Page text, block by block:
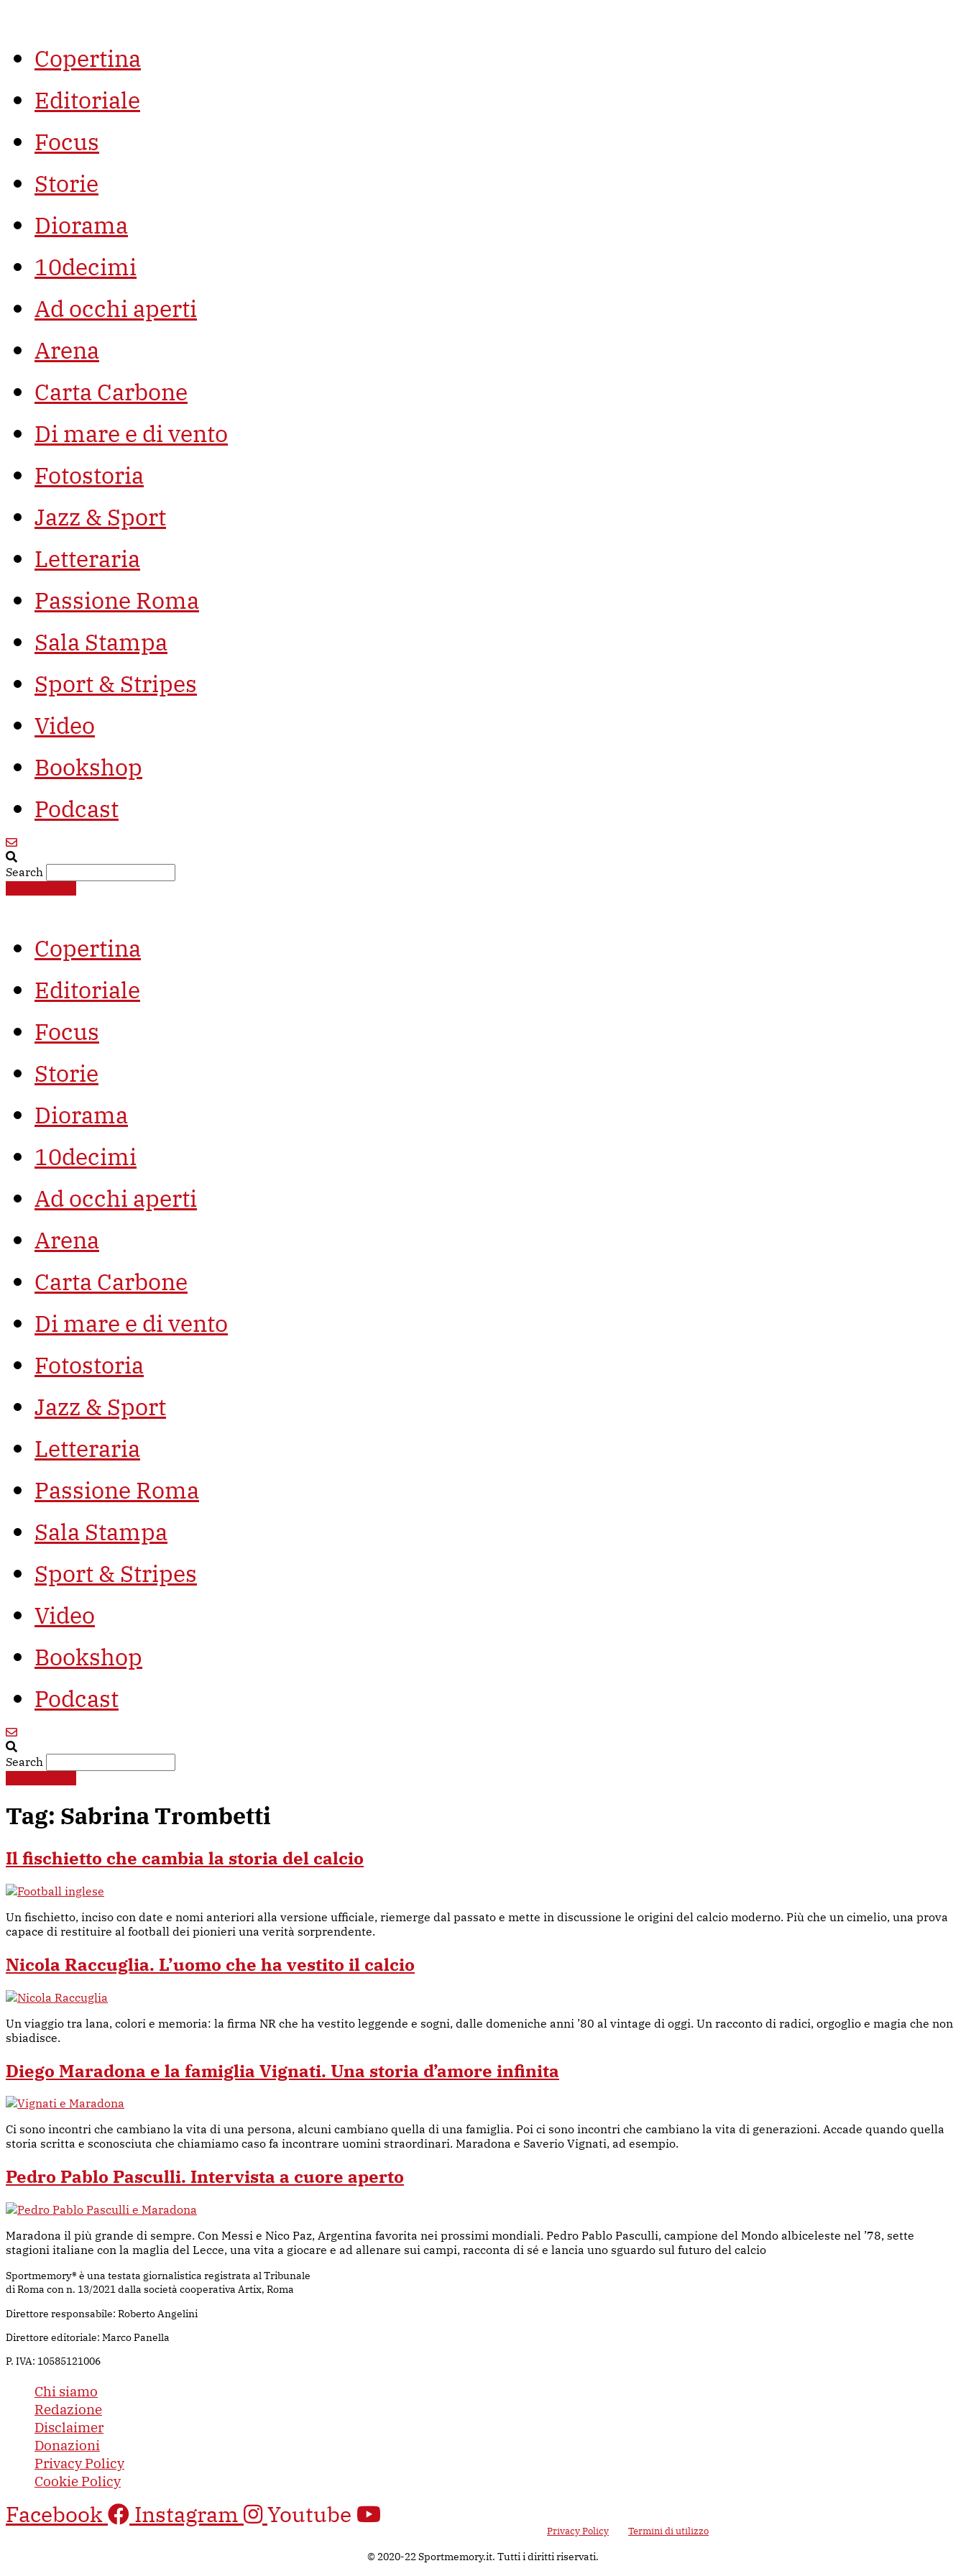
Copertina
Editoriale
Focus
Storie
Diorama
10decimi
Ad occhi aperti
Arena
Carta Carbone
Di mare e di vento
Fotostoria
Jazz & Sport
Letteraria
Passione Roma
Sala Stampa
Sport & Stripes
Video
Bookshop
Podcast
Search
Copertina
Editoriale
Focus
Storie
Diorama
10decimi
Ad occhi aperti
Arena
Carta Carbone
Di mare e di vento
Fotostoria
Jazz & Sport
Letteraria
Passione Roma
Sala Stampa
Sport & Stripes
Video
Bookshop
Podcast
Search
Tag: Sabrina Trombetti
Il fischietto che cambia la storia del calcio
Un fischietto, inciso con date e nomi anteriori alla versione ufficiale, riemerge dal passato e mette in discussione le origini del calcio moderno. Più che un cimelio, una prova
capace di restituire al football dei pionieri una verità sorprendente.
Nicola Raccuglia. L’uomo che ha vestito il calcio
Un viaggio tra lana, colori e memoria: la firma NR che ha vestito leggende e sogni, dalle domeniche anni ’80 al vintage di oggi. Un racconto di radici, orgoglio e magia che non
sbiadisce.
Diego Maradona e la famiglia Vignati. Una storia d’amore infinita
Ci sono incontri che cambiano la vita di una persona, alcuni cambiano quella di una famiglia. Poi ci sono incontri che cambiano la vita di generazioni. Accade quando quella
storia scritta e sconosciuta che chiamiamo caso fa incontrare uomini straordinari. Maradona e Saverio Vignati, ad esempio.
Pedro Pablo Pasculli. Intervista a cuore aperto
Maradona il più grande di sempre. Con Messi e Nico Paz, Argentina favorita nei prossimi mondiali. Pedro Pablo Pasculli, campione del Mondo albiceleste nel ’78, sette
stagioni italiane con la maglia del Lecce, una vita a giocare e ad allenare sui campi, racconta di sé e lancia uno sguardo sul futuro del calcio
Sportmemory® è una testata giornalistica registrata al Tribunale
di Roma con n. 13/2021 dalla società cooperativa Artix, Roma
Direttore responsabile: Roberto Angelini
Direttore editoriale: Marco Panella
P. IVA: 10585121006
Chi siamo
Redazione
Disclaimer
Donazioni
Privacy Policy
Cookie Policy
Facebook Instagram Youtube
Privacy Policy Termini di utilizzo
© 2020-22 Sportmemory.it. Tutti i diritti riservati.